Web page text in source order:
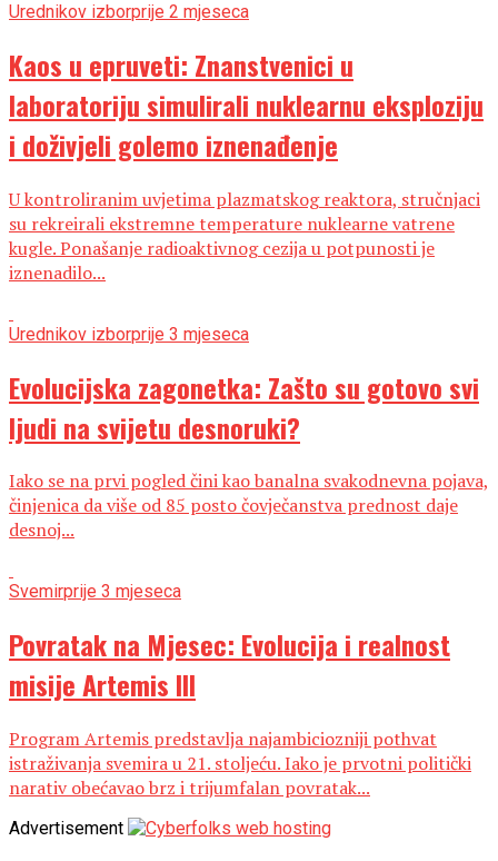
Urednikov izborprije 2 mjeseca
Kaos u epruveti: Znanstvenici u
laboratoriju simulirali nuklearnu eksploziju
i doživjeli golemo iznenađenje
U kontroliranim uvjetima plazmatskog reaktora, stručnjaci
su rekreirali ekstremne temperature nuklearne vatrene
kugle. Ponašanje radioaktivnog cezija u potpunosti je
iznenadilo...
Urednikov izborprije 3 mjeseca
Evolucijska zagonetka: Zašto su gotovo svi
ljudi na svijetu desnoruki?
Iako se na prvi pogled čini kao banalna svakodnevna pojava,
činjenica da više od 85 posto čovječanstva prednost daje
desnoj...
Svemirprije 3 mjeseca
Povratak na Mjesec: Evolucija i realnost
misije Artemis III
Program Artemis predstavlja najambiciozniji pothvat
istraživanja svemira u 21. stoljeću. Iako je prvotni politički
narativ obećavao brz i trijumfalan povratak...
Advertisement